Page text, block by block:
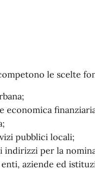
le scelte
economica
pubblici locali;
indirizzi per la
aziende ed